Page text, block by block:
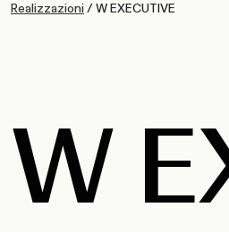
Realizzazioni/W EXECUTIVE
W